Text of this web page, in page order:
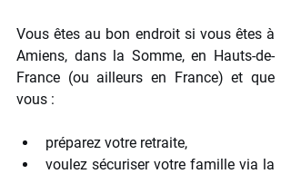
Vous êtes au bon endroit si vous êtes à
Amiens, dans la Somme, en Hauts-de-
France (ou ailleurs en France) et que
vous :
préparez votre retraite,
voulez sécuriser votre famille via la